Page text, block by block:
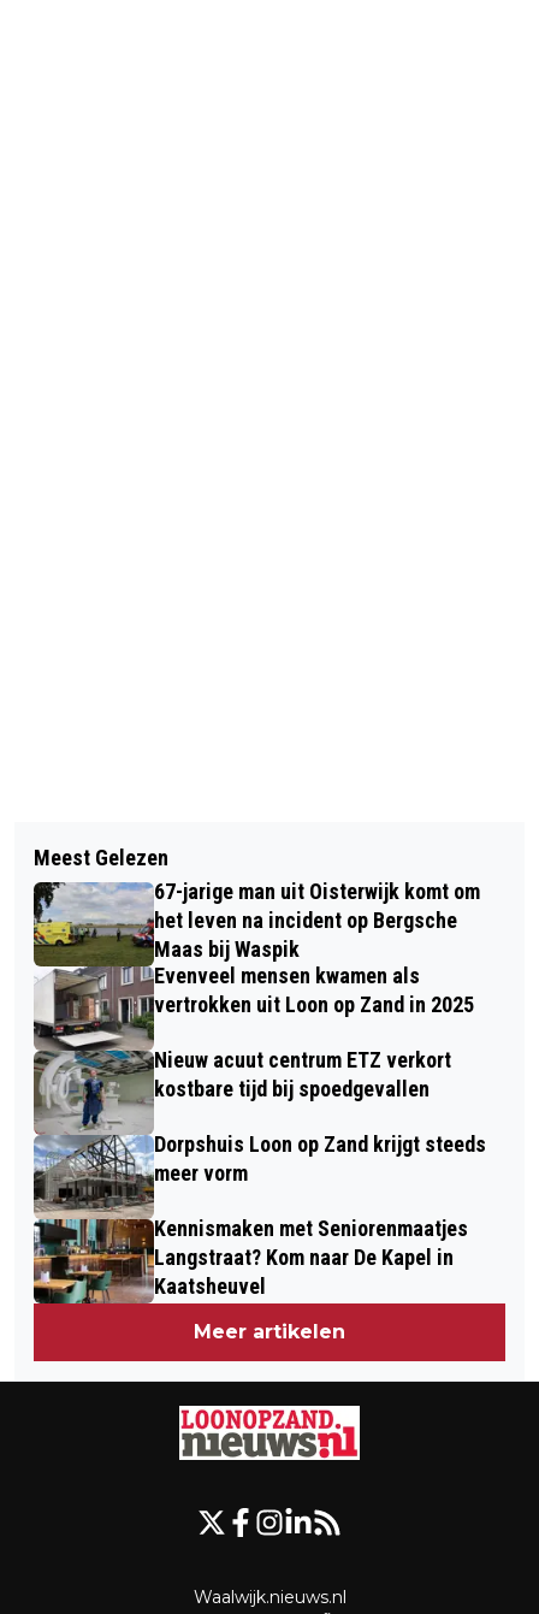
GRATIS SMARTPHONECURSUS HELPT
INWONERS KAATSHEUVEL DIGITAAL
VAARDIGER
SPROOKJESBOS KRIJGT
SPROOKJESBIBLIOTHEEK EN NIEUWE
CHINESE NACHTEGAAL
Meest Gelezen
67-jarige man uit Oisterwijk komt om
het leven na incident op Bergsche
Maas bij Waspik
Evenveel mensen kwamen als
vertrokken uit Loon op Zand in 2025
Nieuw acuut centrum ETZ verkort
kostbare tijd bij spoedgevallen
Dorpshuis Loon op Zand krijgt steeds
meer vorm
Kennismaken met Seniorenmaatjes
Langstraat? Kom naar De Kapel in
Kaatsheuvel
Meer artikelen
Waalwijk.nieuws.nl